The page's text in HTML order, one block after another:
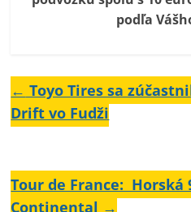
podľa
← Toyo Tires sa
Drift vo Fudži
Tour de France:
Continental →